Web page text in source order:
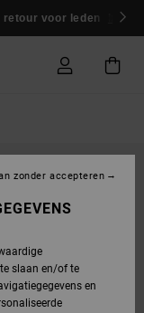
voor leden
slaan en/of te
en
zonder accepteren